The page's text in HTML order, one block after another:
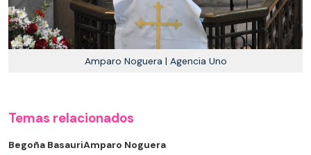
Amparo Noguera | Agencia Uno
Temas relacionados
Begoña BasauriAmparo Noguera